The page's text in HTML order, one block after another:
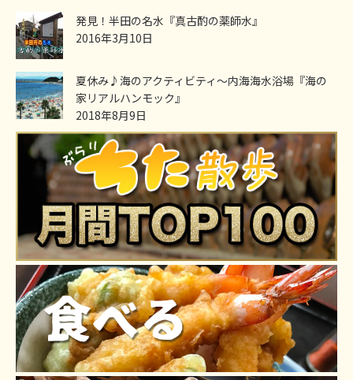
発見！半田の名水『真古酌の薬師水』
2016年3月10日
夏休み♪海のアクティビティ～内海海水浴場『海の
家リアルハンモック』
2018年8月9日